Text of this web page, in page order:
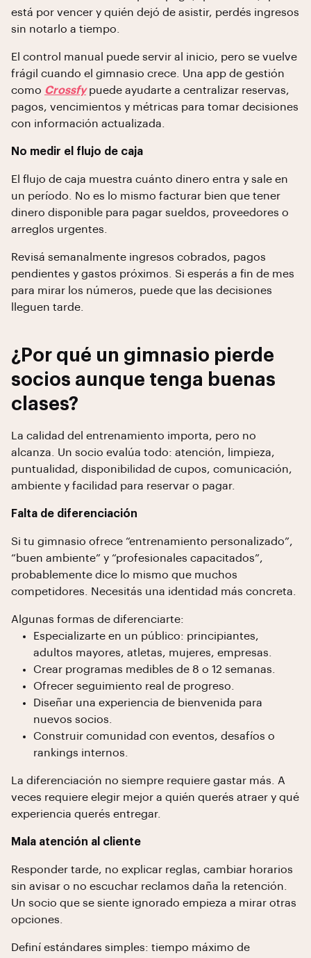
está por vencer y quién dejó de asistir, perdés ingresos
sin notarlo a tiempo.
El control manual puede servir al inicio, pero se vuelve
frágil cuando el gimnasio crece. Una app de gestión
como Crossfypuede ayudarte a centralizar reservas,
pagos, vencimientos y métricas para tomar decisiones
con información actualizada.
No medir el flujo de caja
El flujo de caja muestra cuánto dinero entra y sale en
un período. No es lo mismo facturar bien que tener
dinero disponible para pagar sueldos, proveedores o
arreglos urgentes.
Revisá semanalmente ingresos cobrados, pagos
pendientes y gastos próximos. Si esperás a fin de mes
para mirar los números, puede que las decisiones
lleguen tarde.
¿Por qué un gimnasio pierde
socios aunque tenga buenas
clases?
La calidad del entrenamiento importa, pero no
alcanza. Un socio evalúa todo: atención, limpieza,
puntualidad, disponibilidad de cupos, comunicación,
ambiente y facilidad para reservar o pagar.
Falta de diferenciación
Si tu gimnasio ofrece “entrenamiento personalizado”,
“buen ambiente” y “profesionales capacitados”,
probablemente dice lo mismo que muchos
competidores. Necesitás una identidad más concreta.
Algunas formas de diferenciarte:
Especializarte en un público: principiantes,
adultos mayores, atletas, mujeres, empresas.
Crear programas medibles de 8 o 12 semanas.
Ofrecer seguimiento real de progreso.
Diseñar una experiencia de bienvenida para
nuevos socios.
Construir comunidad con eventos, desafíos o
rankings internos.
La diferenciación no siempre requiere gastar más. A
veces requiere elegir mejor a quién querés atraer y qué
experiencia querés entregar.
Mala atención al cliente
Responder tarde, no explicar reglas, cambiar horarios
sin avisar o no escuchar reclamos daña la retención.
Un socio que se siente ignorado empieza a mirar otras
opciones.
Definí estándares simples: tiempo máximo de